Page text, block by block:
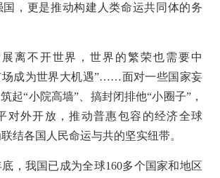
国，更是推动构建人类命运共同体的务
离不开世界，世界的繁荣也需要中
场成为世界大机遇”……面对一些国家妄
起“小院高墙”、搞封闭排他“小圈子”，
对外开放，推动普惠包容的经济全球
结各国人民命运与共的坚实纽带。
底，我国已成为全球160多个国家和地区